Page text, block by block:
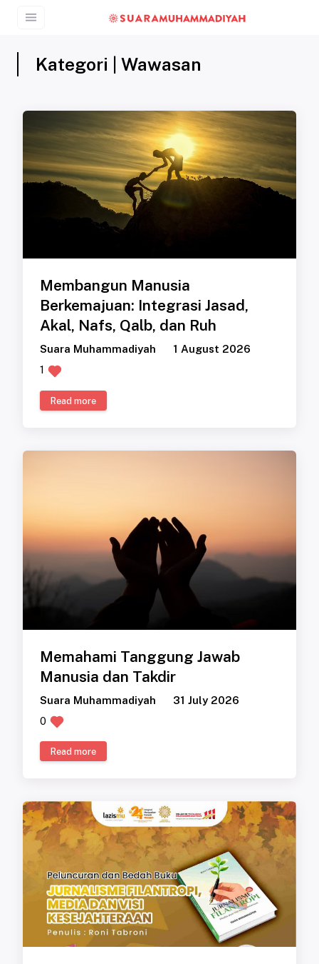
Kategori | Wawasan
Membangun Manusia
Berkemajuan: Integrasi Jasad,
Akal, Nafs, Qalb, dan Ruh
Suara Muhammadiyah
1 August 2026
1
Read more
Memahami Tanggung Jawab
Manusia dan Takdir
Suara Muhammadiyah
31 July 2026
0
Read more